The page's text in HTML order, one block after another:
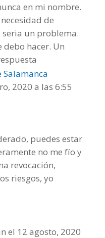
en mi nombre.
de
seria un problema.
hacer. Un
Salamanca
2020 a las 6:55
puedes estar
no me fío y
revocación,
riesgos, yo
el 12 agosto, 2020